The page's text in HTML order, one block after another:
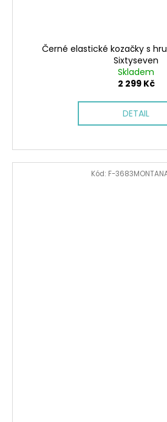
Černé elastické kozačky s
Sixtyseven
Skladem
2 299 Kč
DETAIL
Kód: F-